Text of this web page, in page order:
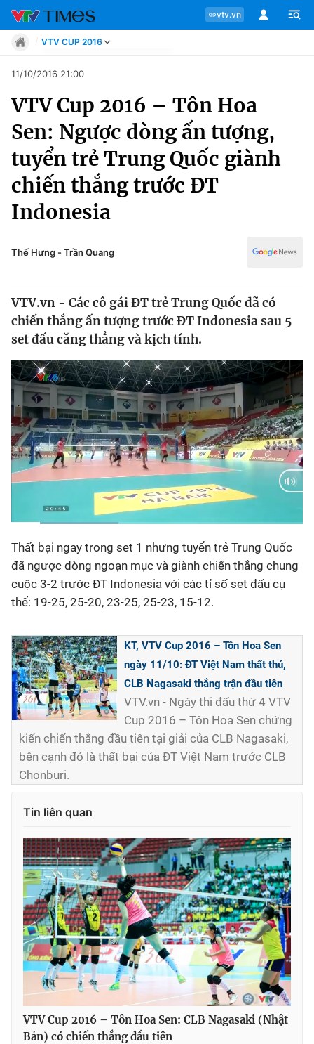
vtv.vn
Chuyên mục
Tin tức
Move
Phong cách
Sự kiện
Bóng đá
Thể thao Điện tử
Các môn khác
VIDEO
Bên lề
VTV CUP 2016
Move
Phong cách
Chân dung
Sự kiện
Bóng đá
Thể thao điện tử
Các môn khác
Video
11/10/2016 21:00
VTV Cup 2016 – Tôn Hoa
Sen: Ngược dòng ấn tượng,
tuyển trẻ Trung Quốc giành
chiến thắng trước ĐT
Indonesia
Thế Hưng - Trần Quang
VTV.vn - Các cô gái ĐT trẻ Trung Quốc đã có
chiến thắng ấn tượng trước ĐT Indonesia sau 5
set đấu căng thẳng và kịch tính.
Time
Thất bại ngay trong set 1 nhưng tuyển trẻ Trung Quốc
đã ngược dòng ngoạn mục và giành chiến thắng chung
cuộc 3-2 trước ĐT Indonesia với các tỉ số set đấu cụ
thể: 19-25, 25-20, 23-25, 25-23, 15-12.
KT, VTV Cup 2016 – Tôn Hoa Sen
ngày 11/10: ĐT Việt Nam thất thủ,
CLB Nagasaki thắng trận đầu tiên
VTV.vn - Ngày thi đấu thứ 4 VTV
Cup 2016 – Tôn Hoa Sen chứng
kiến chiến thắng đầu tiên tại giải của CLB Nagasaki,
bên cạnh đó là thất bại của ĐT Việt Nam trước CLB
Chonburi.
Tin liên quan
VTV Cup 2016 – Tôn Hoa Sen: CLB Nagasaki (Nhật
Bản) có chiến thắng đầu tiên